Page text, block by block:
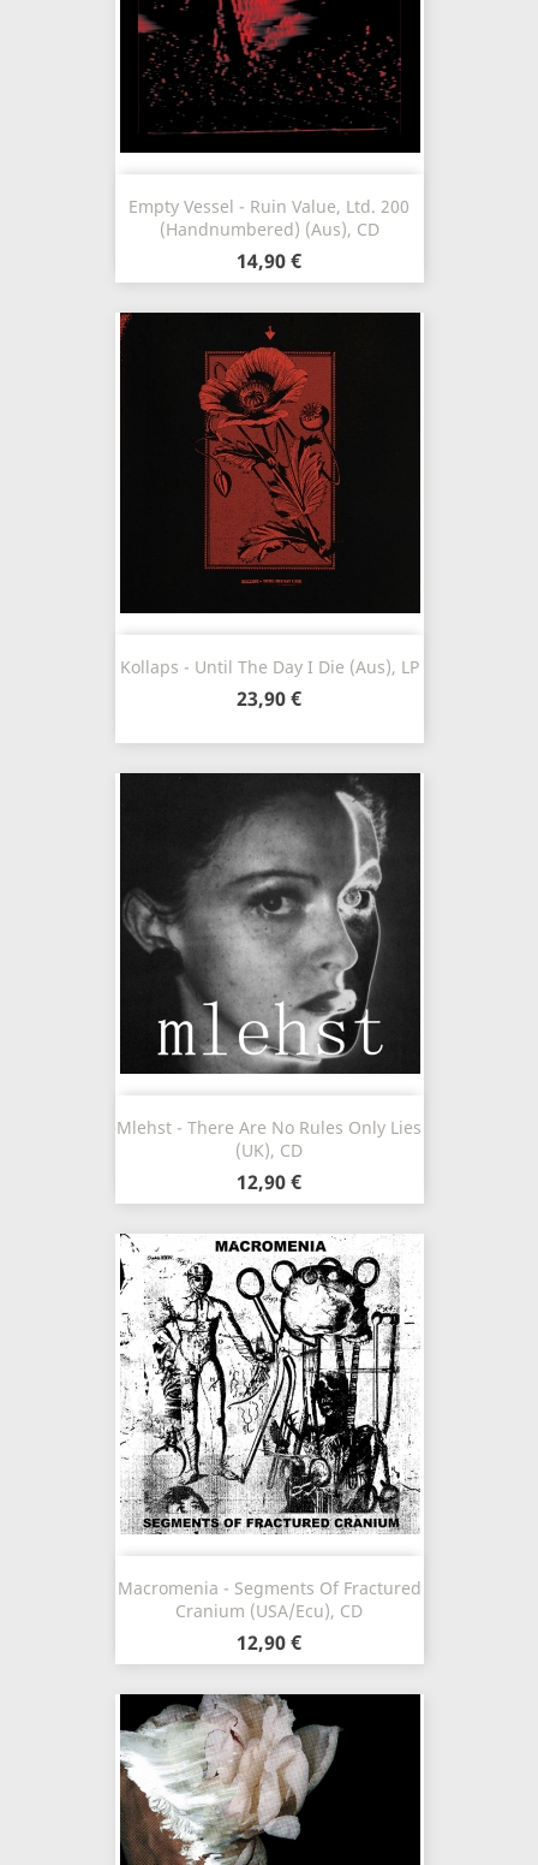
Empty Vessel - Ruin Value, Ltd. 200
(Handnumbered) (Aus), CD
14,90 €
Kollaps - Until The Day I Die (Aus), LP
23,90 €
Mlehst - There Are No Rules Only Lies
(UK), CD
12,90 €
Macromenia - Segments Of Fractured
Cranium (USA/Ecu), CD
12,90 €